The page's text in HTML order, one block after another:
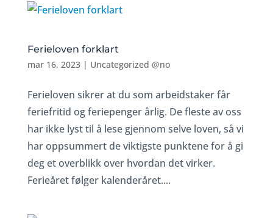
Ferieloven forklart
mar 16, 2023| Uncategorized @no
Ferieloven sikrer at du som arbeidstaker får
feriefritid og feriepenger årlig. De fleste av oss
har ikke lyst til å lese gjennom selve loven, så vi
har oppsummert de viktigste punktene for å gi
deg et overblikk over hvordan det virker.
Ferieåret følger kalenderåret....